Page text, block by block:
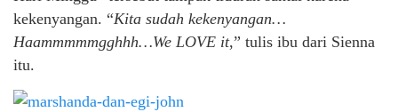
kekenyangan. “Kita sudah kekenyangan…
Haammmmmgghhh…We LOVE it,” tulis ibu dari Sienna
itu.